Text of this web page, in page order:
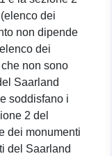
dei
non dipende
dei
non sono
Saarland
soddisfano i
2 del
dei monumenti
del Saarland